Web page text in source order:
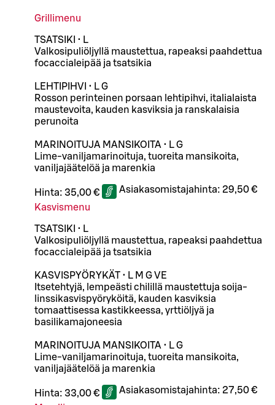
Grillimenu
TSATSIKI • L
Valkosipuliöljyllä maustettua, rapeaksi paahdettua
focaccialeipää ja tsatsikia
LEHTIPIHVI • L G
Rosson perinteinen porsaan lehtipihvi, italialaista
maustevoita, kauden kasviksia ja ranskalaisia
perunoita
MARINOITUJA MANSIKOITA • L G
Lime-vaniljamarinoituja, tuoreita mansikoita,
vaniljajäätelöä ja marenkia
Hinta: 35,00 € Asiakasomistajahinta: 29,50 €
Kasvismenu
TSATSIKI • L
Valkosipuliöljyllä maustettua, rapeaksi paahdettua
focaccialeipää ja tsatsikia
KASVISPYÖRYKÄT • L M G VE
Itsetehtyjä, lempeästi chilillä maustettuja soija-
linssikasvispyöryköitä, kauden kasviksia
tomaattisessa kastikkeessa, yrttiöljyä ja
basilikamajoneesia
MARINOITUJA MANSIKOITA • L G
Lime-vaniljamarinoituja, tuoreita mansikoita,
vaniljajäätelöä ja marenkia
Hinta: 33,00 € Asiakasomistajahinta: 27,50 €